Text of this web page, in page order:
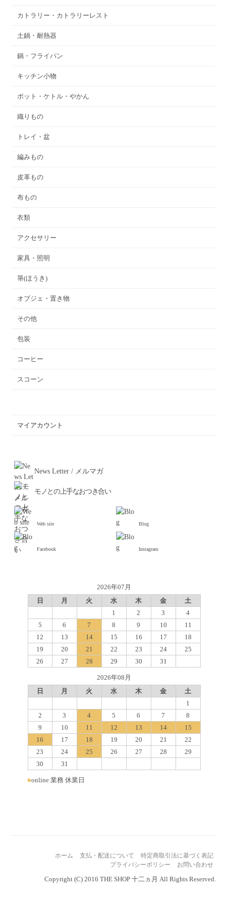
カトラリー・カトラリーレスト
土鍋・耐熱器
鍋・フライパン
キッチン小物
ポット・ケトル・やかん
織りもの
トレイ・盆
編みもの
皮革もの
布もの
衣類
アクセサリー
家具・照明
箒(ほうき)
オブジェ・置き物
その他
包装
コーヒー
スコーン
マイアカウント
News Letter / メルマガ
モノとの上手なおつき合い
Web site Blog
Facebook Instagram
2026年07月
日
月 火 水 木 金
土
1
2 3
4
5
6 7 8 9 10
11
12
13 14 15 16 17
18
19
20 21 22 23 24
25
26
27 28 29 30 31
2026年08月
日
月 火 水 木 金
土
1
2
3 4 5 6 7
8
9
10 11 12 13 14
15
16
17 18 19 20 21
22
23
24 25 26 27 28
29
30
31
■online 業務 休業日
ホーム 支払・配送について
特定商取引法に基づく表記
プライバシーポリシー
お問い合わせ
Copyright (C) 2016 THE SHOP 十二ヵ月 All Rights Reserved.